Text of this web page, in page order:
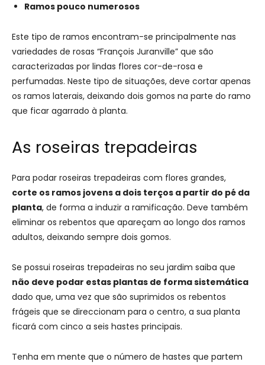
Ramos pouco numerosos
Este tipo de ramos encontram-se principalmente nas
variedades de rosas “François Juranville” que são
caracterizadas por lindas flores cor-de-rosa e
perfumadas. Neste tipo de situações, deve cortar apenas
os ramos laterais, deixando dois gomos na parte do ramo
que ficar agarrado à planta.
As roseiras trepadeiras
Para podar roseiras trepadeiras com flores grandes,
corte os ramos jovens a dois terços a partir do pé da
planta, de forma a induzir a ramificação. Deve também
eliminar os rebentos que apareçam ao longo dos ramos
adultos, deixando sempre dois gomos.
Se possui roseiras trepadeiras no seu jardim saiba que
não deve podar estas plantas de forma sistemática
dado que, uma vez que são suprimidos os rebentos
frágeis que se direccionam para o centro, a sua planta
ficará com cinco a seis hastes principais.
Tenha em mente que o número de hastes que partem